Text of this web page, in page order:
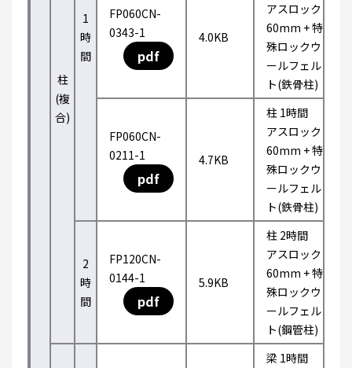
柱
(複
合)
1
時
間
FP060CN-
0343-1
pdf
4.0KB
アスロック
60mm + 特
殊ロックウ
ールフェル
ト(鉄骨柱)
FP060CN-
0211-1
pdf
4.7KB
柱 1時間
アスロック
60mm + 特
殊ロックウ
ールフェル
ト(鉄骨柱)
2
時
間
FP120CN-
0144-1
pdf
5.9KB
柱 2時間
アスロック
60mm + 特
殊ロックウ
ールフェル
ト(鋼管柱)
梁 1時間